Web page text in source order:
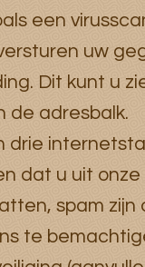
een
uw
Dit kunt u
de adresbalk.
drie
dat u uit
spam zijn
te